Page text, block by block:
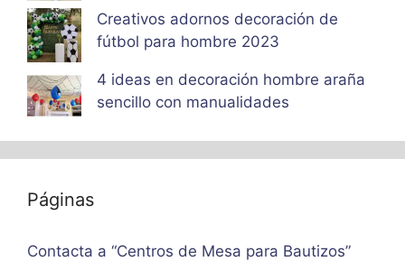
Creativos adornos decoración de
fútbol para hombre 2023
4 ideas en decoración hombre araña
sencillo con manualidades
Páginas
Contacta a “Centros de Mesa para Bautizos”